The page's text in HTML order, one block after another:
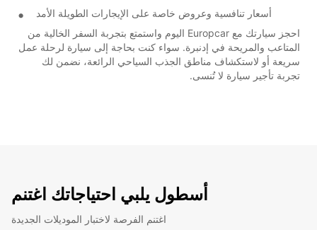
أسعار تنافسية وعروض خاصة على الإيجارات الطويلة الأمد
احجز سيارتك مع Europcar اليوم واستمتع بتجربة السفر الخالية من
المتاعب والمريحة في إدنبرة. سواء كنت بحاجة إلى سيارة لرحلة عمل
سريعة أو لاستكشاف مناطق الجذب السياحي الرائعة، نضمن لك
تجربة تأجير سيارة لا تُنسى.
أسطول يلبي احتياجاتك اغتنم
اغتنم الفرصة لاختبار الموديلات الجديدة